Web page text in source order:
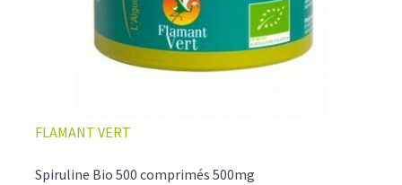
FLAMANT VERT
Spiruline Bio 500 comprimés 500mg